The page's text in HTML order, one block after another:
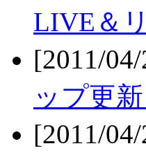
LIVE＆
[2011/
ップ更新
[2011/